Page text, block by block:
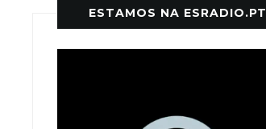
ESTAMOS NA ESRADIO.PT